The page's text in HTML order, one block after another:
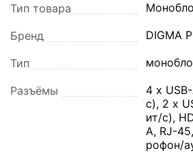
Тип товара
Бренд DIGMA
Тип
Разъёмы
4 x
с), 2 x
ит/с),
A, RJ-
рофон/